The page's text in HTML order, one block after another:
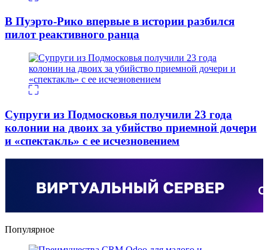
В Пуэрто-Рико впервые в истории разбился
пилот реактивного ранца
Супруги из Подмосковья получили 23 года
колонии на двоих за убийство приемной дочери
и «спектакль» с ее исчезновением
Популярное